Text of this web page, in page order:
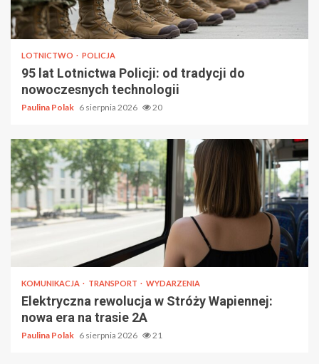
LOTNICTWO POLICJA
95 lat Lotnictwa Policji: od tradycji do
nowoczesnych technologii
Paulina Polak 6 sierpnia 2026 20
KOMUNIKACJA TRANSPORT WYDARZENIA
Elektryczna rewolucja w Stróży Wapiennej:
nowa era na trasie 2A
Paulina Polak 6 sierpnia 2026 21